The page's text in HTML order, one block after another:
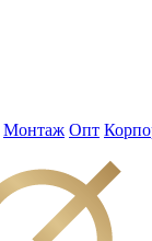
Монтаж Опт